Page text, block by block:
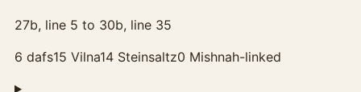
27b, line 5 to 30b, line 35
6 dafs15 Vilna14 Steinsaltz0 Mishnah-linked